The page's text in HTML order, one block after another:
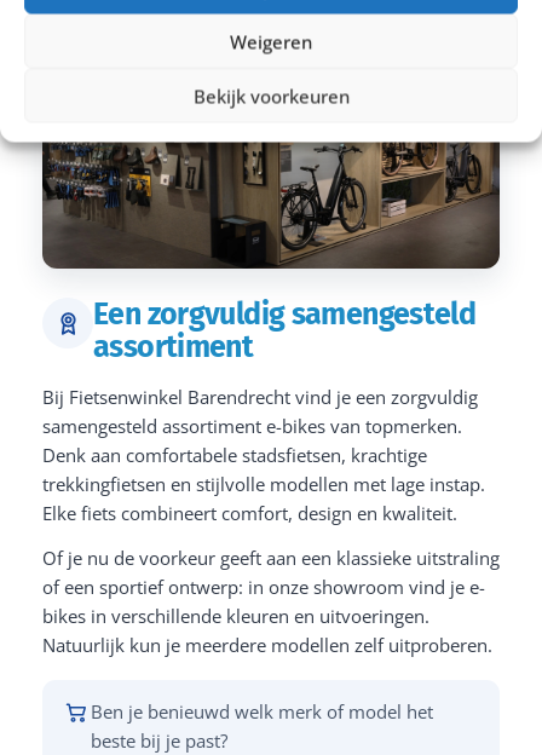
Weigeren
Bekijk voorkeuren
Een zorgvuldig samengesteld
assortiment
Bij Fietsenwinkel Barendrecht vind je een zorgvuldig
samengesteld assortiment e-bikes van topmerken.
Denk aan comfortabele stadsfietsen, krachtige
trekkingfietsen en stijlvolle modellen met lage instap.
Elke fiets combineert comfort, design en kwaliteit.
Of je nu de voorkeur geeft aan een klassieke uitstraling
of een sportief ontwerp: in onze showroom vind je e-
bikes in verschillende kleuren en uitvoeringen.
Natuurlijk kun je meerdere modellen zelf uitproberen.
Ben je benieuwd welk merk of model het
beste bij je past?